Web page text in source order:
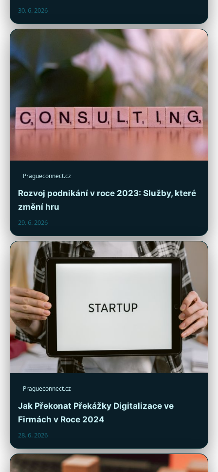
30. 6. 2026
Pragueconnect.cz
Rozvoj podnikání v roce 2023: Služby, které
změní hru
29. 6. 2026
Pragueconnect.cz
Jak Překonat Překážky Digitalizace ve
Firmách v Roce 2024
28. 6. 2026